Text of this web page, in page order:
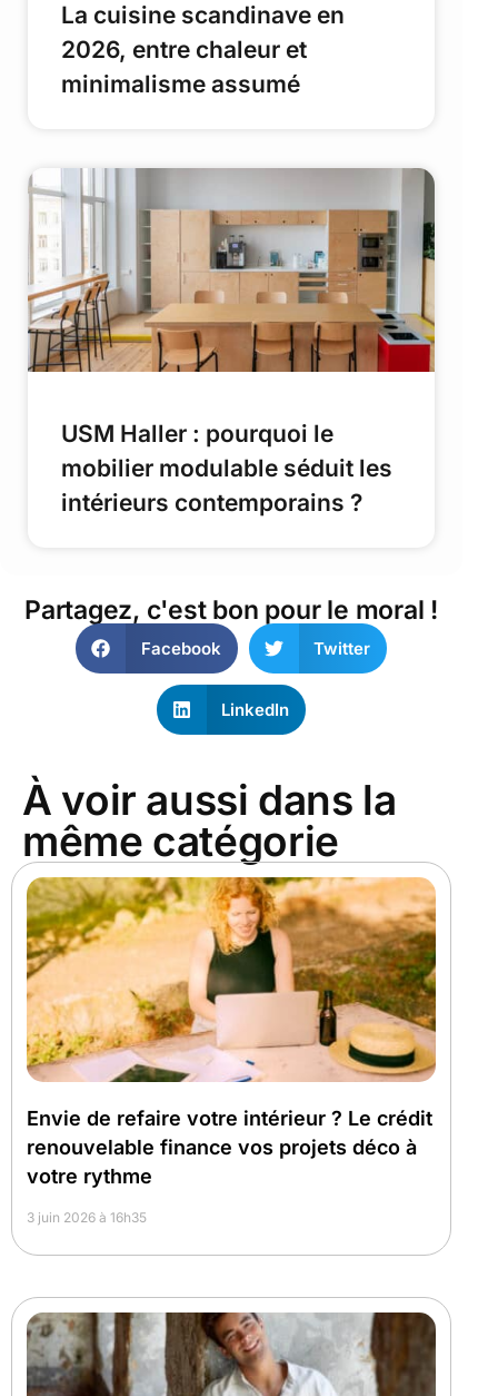
La cuisine scandinave en
2026, entre chaleur et
minimalisme assumé
USM Haller : pourquoi le
mobilier modulable séduit les
intérieurs contemporains ?
Partagez, c'est bon pour le moral !
Facebook Twitter
LinkedIn
À voir aussi dans la
même catégorie
Envie de refaire votre intérieur ? Le crédit
renouvelable finance vos projets déco à
votre rythme
3 juin 2026 à 16h35